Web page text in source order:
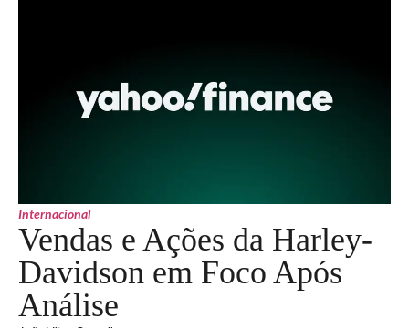
Internacional
Vendas e Ações da Harley-
Davidson em Foco Após
Análise